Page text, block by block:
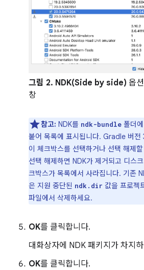
그림 2. NDK(Side by side) 옵
창
참고: NDK를 ndk-bundle 폴더
붙어 목록에 표시됩니다. Gradle 버전
이 체크박스를 선택하거나 선택 해제
선택 해제하면 NDK가 제거되고 디스
크박스가 목록에서 사라집니다. 기존
은 지원 중단된 ndk.dir 값을 프로젝
파일에서 삭제하세요.
OK를 클릭합니다.
대화상자에 NDK 패키지가 차지
OK를 클릭합니다.